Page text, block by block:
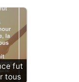
fut
tous